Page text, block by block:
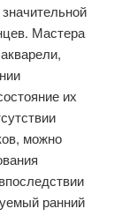
Мастера
их
можно
ранний